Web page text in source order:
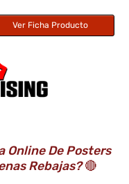
Ver Ficha Producto
Online De Posters
Rebajas?🔴